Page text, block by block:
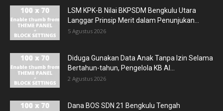
LSM KPK-B Nilai BKPSDM Bengkulu Utara
Langgar Prinsip Merit dalam Penunjukan...
5 Agustus 2026
Diduga Gunakan Data Anak Tanpa Izin Selama
Bertahun-tahun, Pengelola KB Al...
2 Agustus 2026
Dana BOS SDN 21 Bengkulu Tengah